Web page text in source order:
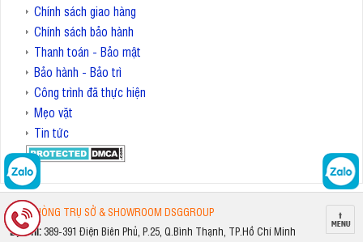
Chính sách giao hàng
Chính sách bảo hành
Thanh toán - Bảo mật
Bảo hành - Bảo trì
Công trình đã thực hiện
Mẹo vặt
Tin tức
VĂN PHÒNG TRỤ SỞ & SHOWROOM DSGGROUP
Địa chỉ: 389-391 Điện Biên Phủ, P.25, Q.Bình Thạnh, TP.Hồ Chí Minh